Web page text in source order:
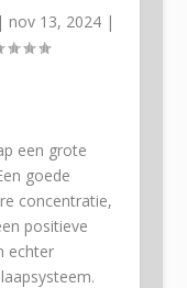
| nov 13, 2024 |
een grote
goede
concentratie,
positieve
echter